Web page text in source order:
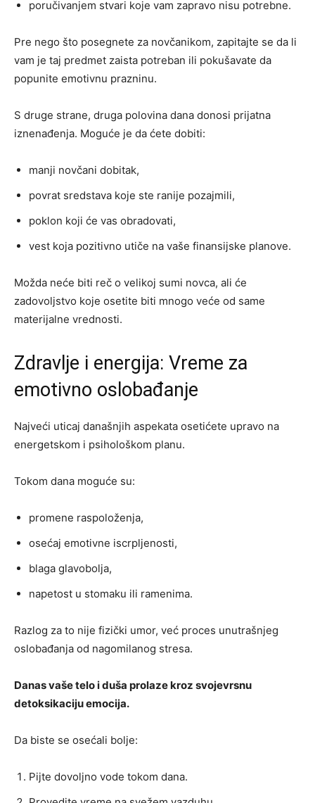
poručivanjem stvari koje vam zapravo nisu potrebne.
Pre nego što posegnete za novčanikom, zapitajte se da li
vam je taj predmet zaista potreban ili pokušavate da
popunite emotivnu prazninu.
S druge strane, druga polovina dana donosi prijatna
iznenađenja. Moguće je da ćete dobiti:
manji novčani dobitak,
povrat sredstava koje ste ranije pozajmili,
poklon koji će vas obradovati,
vest koja pozitivno utiče na vaše finansijske planove.
Možda neće biti reč o velikoj sumi novca, ali će
zadovoljstvo koje osetite biti mnogo veće od same
materijalne vrednosti.
Zdravlje i energija: Vreme za
emotivno oslobađanje
Najveći uticaj današnjih aspekata osetićete upravo na
energetskom i psihološkom planu.
Tokom dana moguće su:
promene raspoloženja,
osećaj emotivne iscrpljenosti,
blaga glavobolja,
napetost u stomaku ili ramenima.
Razlog za to nije fizički umor, već proces unutrašnjeg
oslobađanja od nagomilanog stresa.
Danas vaše telo i duša prolaze kroz svojevrsnu
detoksikaciju emocija.
Da biste se osećali bolje:
Pijte dovoljno vode tokom dana.